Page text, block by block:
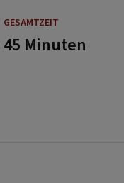
GESAMTZEIT
45 Minuten